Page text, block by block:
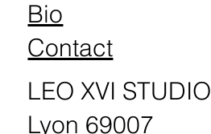
Bio
Contact
LEO XVI STUDIO
Lyon 69007